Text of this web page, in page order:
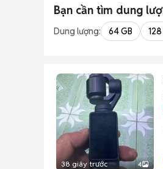
Bạn cần tìm dung
Dung lượng: 64 GB
38 giây trước 4